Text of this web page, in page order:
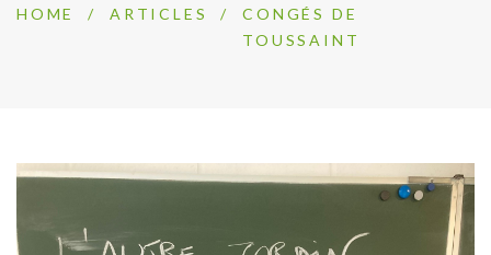
HOME / ARTICLES /
CONGÉS DE
TOUSSAINT